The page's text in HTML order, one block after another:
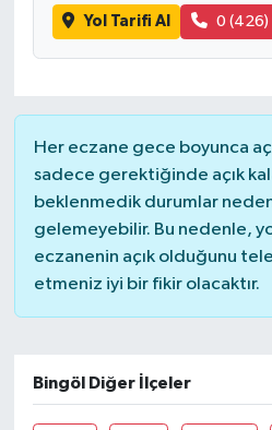
Yol Tarifi Al 0 (426)
Her eczane gece boyunca
sadece gerektiğinde açık
beklenmedik durumlar
gelemeyebilir. Bu nedenle,
eczanenin açık olduğunu
etmeniz iyi bir fikir olacaktır.
Bingöl Diğer İlçeler